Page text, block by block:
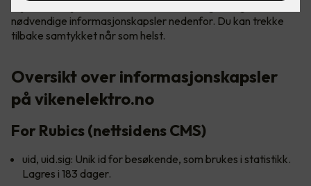
nødvendige informasjonskapsler nedenfor. Du kan trekke
tilbake samtykket når som helst.
Oversikt over informasjonskapsler
på vikenelektro.no
For Rubics (nettsidens CMS)
uid, uid.sig: Unik id for besøkende, som brukes i statistikk.
Lagres i 183 dager.